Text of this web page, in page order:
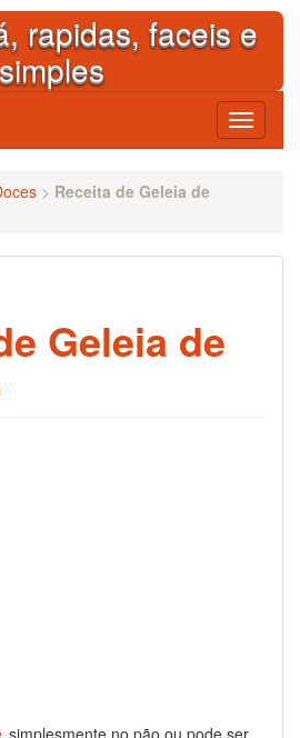
rapidas, faceis e
simples
Toggle
> Receita de Geleia de
Geleia de
simplesmente no pão ou pode ser